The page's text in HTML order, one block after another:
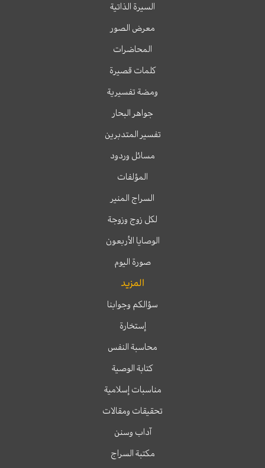
السيرة الذاتية
معرض الصور
المحاضرات
كلمات قصيرة
ومضة تفسيرية
جواهر البحار
تفسير المتدبرين
مسائل وردود
المؤلفات
السراج المنير
لكل زوج وزوجة
الوصايا الأربعون
صورة اليوم
المزيد
سؤالكم وجوابنا
إستخارة
محاسبة النفس
كتابة الوصية
مناسبات إسلامية
تحقيقات ومقالات
آداب وسنن
مكتبة السراج